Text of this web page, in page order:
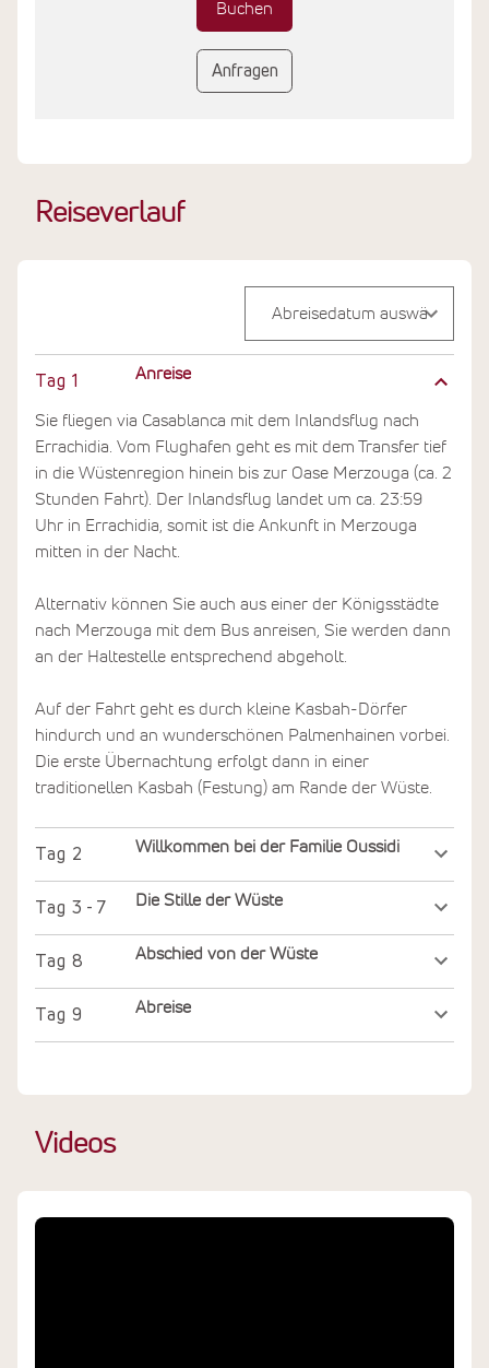
Reiseverlauf
Tag 1 Anreise
Sie fliegen via Casablanca mit dem Inlandsflug nach
Errachidia. Vom Flughafen geht es mit dem Transfer tief
in die Wüstenregion hinein bis zur Oase Merzouga (ca. 2
Stunden Fahrt). Der Inlandsflug landet um ca. 23:59
Uhr in Errachidia, somit ist die Ankunft in Merzouga
mitten in der Nacht.
Alternativ können Sie auch aus einer der Königsstädte
nach Merzouga mit dem Bus anreisen, Sie werden dann
an der Haltestelle entsprechend abgeholt.
Auf der Fahrt geht es durch kleine Kasbah-Dörfer
hindurch und an wunderschönen Palmenhainen vorbei.
Die erste Übernachtung erfolgt dann in einer
traditionellen Kasbah (Festung) am Rande der Wüste.
Tag 2 Willkommen bei der Familie Oussidi
Tag 3 - 7 Die Stille der Wüste
Tag 8 Abschied von der Wüste
Tag 9 Abreise
Buchen
Anfragen
Videos